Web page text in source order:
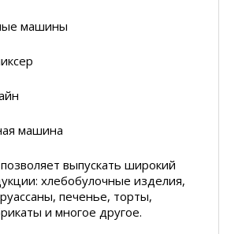
машины
машина
выпускать широкий
хлебобулочные изделия,
печенье, торты,
и многое другое.